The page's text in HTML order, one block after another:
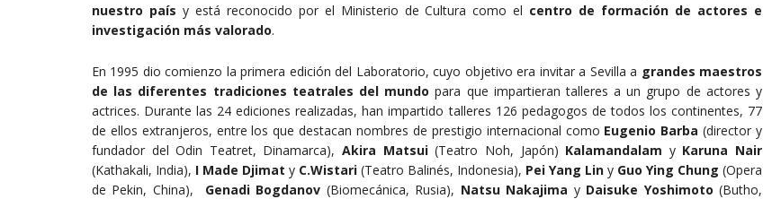
nuestro país y está reconocido por el Ministerio de Cultura como el centro de formación de actores e
investigación más valorado.
En 1995 dio comienzo la primera edición del Laboratorio, cuyo objetivo era invitar a Sevilla a grandes maestros
de las diferentes tradiciones teatrales del mundo para que impartieran talleres a un grupo de actores y
actrices. Durante las 24 ediciones realizadas, han impartido talleres 126 pedagogos de todos los continentes, 77
de ellos extranjeros, entre los que destacan nombres de prestigio internacional como Eugenio Barba (director y
fundador del Odin Teatret, Dinamarca),Akira Matsui(Teatro Noh, Japón) Kalamandalam y Karuna Nair
(Kathakali, India), I Made Djimat y C.Wistari (Teatro Balinés, Indonesia), Pei Yang Lin y Guo Ying Chung (Opera
de Pekin, China), Genadi Bogdanov (Biomecánica, Rusia), Natsu Nakajima yDaisuke Yoshimoto (Butho,